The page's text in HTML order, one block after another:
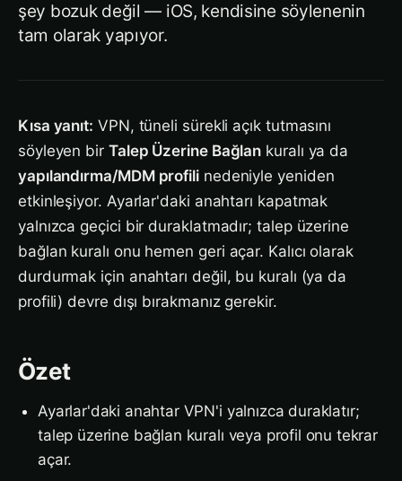
şey bozuk değil — iOS, kendisine söylenenin
tam olarak yapıyor.
Kısa yanıt: VPN, tüneli sürekli açık tutmasını
söyleyen bir Talep Üzerine Bağlan kuralı ya da
yapılandırma/MDM profilinedeniyle yeniden
etkinleşiyor. Ayarlar'daki anahtarı kapatmak
yalnızca geçici bir duraklatmadır; talep üzerine
bağlan kuralı onu hemen geri açar. Kalıcı olarak
durdurmak için anahtarı değil, bu kuralı (ya da
profili) devre dışı bırakmanız gerekir.
Özet
Ayarlar'daki anahtar VPN'i yalnızca duraklatır;
talep üzerine bağlan kuralı veya profil onu tekrar
açar.